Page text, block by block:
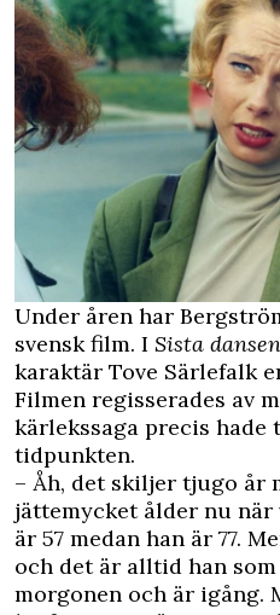
Under åren har
svensk film. I Sista dansen
karaktär Tove Särlefalk
Filmen regisserades av
kärlekssaga precis
tidpunkten.
– Åh, det skiljer tjugo år
jättemycket ålder nu
är 57 medan han är 77.
och det är alltid han
morgonen och är igång.